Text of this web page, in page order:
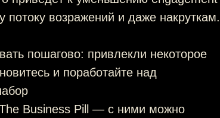
возражений и даже накруткам.
пошагово: привлекли некоторое
и поработайте над
The Business Pill — с ними можно